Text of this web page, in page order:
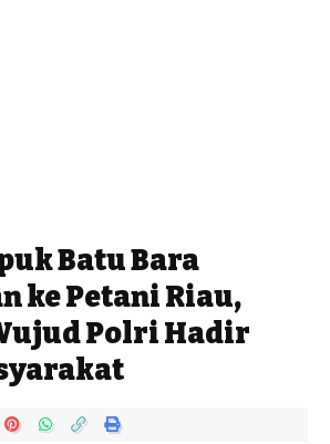
Batu Bara
ke Petani Riau,
Polri Hadir